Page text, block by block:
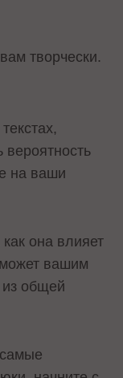
творчески.
вероятность
на ваши
она влияет
вашим
общей